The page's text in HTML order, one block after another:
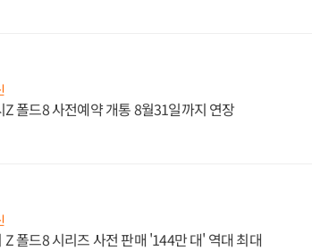
Z 폴드8 사전예약 개통 8월31일까지 연장
Z 폴드8 시리즈 사전 판매 '144만 대' 역대 최대